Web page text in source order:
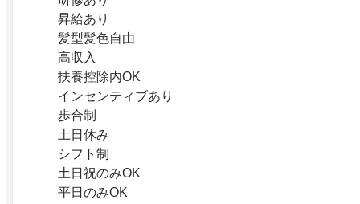
昇給あり
髪型髪色自由
高収入
扶養控除内OK
インセンティブあり
歩合制
土日休み
シフト制
土日祝のみOK
平日のみOK